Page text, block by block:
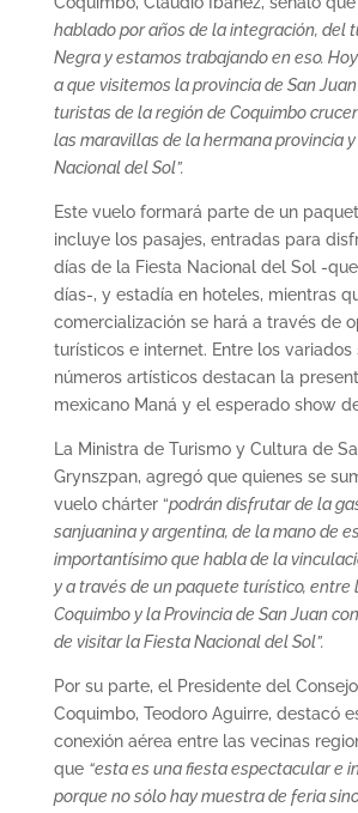
hablado por años de la integración, del
Negra y estamos trabajando en eso.
a que visitemos la provincia de San
turistas de la región de Coquimbo
las maravillas de la hermana provincia
Nacional del Sol”.
Este vuelo formará parte de un
incluye los pasajes, entradas para
días de la Fiesta Nacional del Sol -
días-, y estadía en hoteles, mientras
comercialización se hará a través de
turísticos e internet. Entre los variados
números artísticos destacan la
mexicano Maná y el esperado show
La Ministra de Turismo y Cultura de
Grynszpan, agregó que quienes se
vuelo chárter “podrán disfrutar de la
sanjuanina y argentina, de la mano de
importantísimo que habla de la
y a través de un paquete turístico, entre
Coquimbo y la Provincia de San Juan
de visitar la Fiesta Nacional del Sol”.
Por su parte, el Presidente del
Coquimbo, Teodoro Aguirre, destacó
conexión aérea entre las vecinas
que “esta es una fiesta espectacular e
porque no sólo hay muestra de feria